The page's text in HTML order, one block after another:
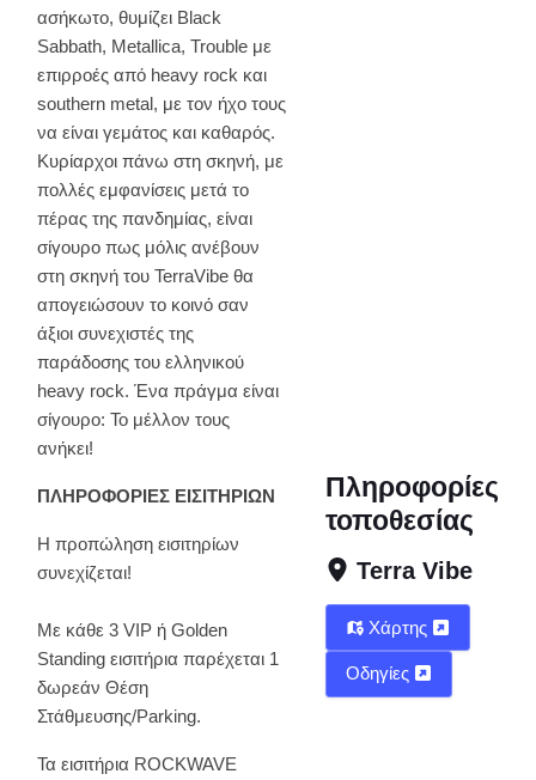
ασήκωτο, θυμίζει Black
Sabbath, Metallica, Trouble με
επιρροές από heavy rock και
southern metal, με τον ήχο τους
να είναι γεμάτος και καθαρός.
Κυρίαρχοι πάνω στη σκηνή, με
πολλές εμφανίσεις μετά το
πέρας της πανδημίας, είναι
σίγουρο πως μόλις ανέβουν
στη σκηνή του TerraVibe θα
απογειώσουν το κοινό σαν
άξιοι συνεχιστές της
παράδοσης του ελληνικού
heavy rock. Ένα πράγμα είναι
σίγουρο: Το μέλλον τους
ανήκει!
ΠΛΗΡΟΦΟΡΙΕΣ ΕΙΣΙΤΗΡΙΩΝ
Η προπώληση εισιτηρίων
συνεχίζεται!
Με κάθε 3 VIP ή Golden
Standing εισιτήρια παρέχεται 1
δωρεάν Θέση
Στάθμευσης/Parking.
Τα εισιτήρια ROCKWAVE
Πληροφορίες
τοποθεσίας
Terra Vibe
Χάρτης
Οδηγίες